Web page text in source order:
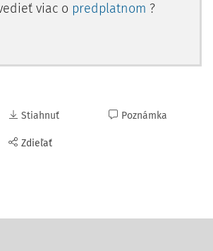
viac o predplatnom ?
Stiahnuť
Zdieľať
Poznámka